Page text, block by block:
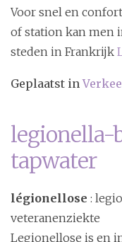
Voor snel en
of station kan men
steden in Frankrijk
Geplaatst in
legionella-
tapwater
légionellose :
veteranenziekte
Legionellose is en